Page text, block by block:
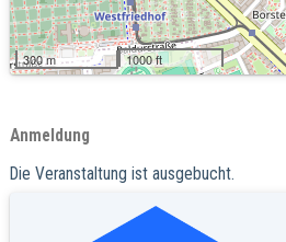
300 m 1000 ft
Anmeldung
Die Veranstaltung ist ausgebucht.